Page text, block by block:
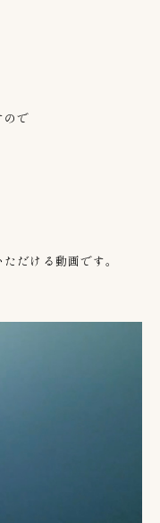
ので
だける動画です。